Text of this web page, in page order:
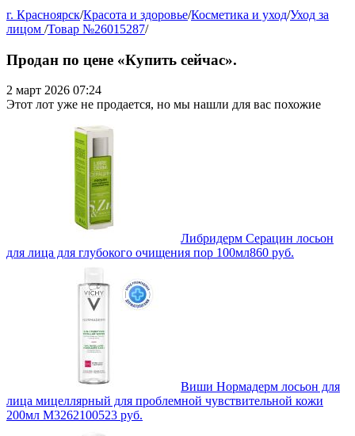
г. Красноярск/Красота и здоровье/Косметика и уход/Уход за
лицом /Товар №26015287/
Продан по цене «Купить сейчас».
2 март 2026 07:24
Этот лот уже не продается, но мы нашли для вас похожие
Либридерм Серацин лосьон
для лица для глубокого очищения пор 100мл860 руб.
Виши Нормадерм лосьон для
лица мицеллярный для проблемной чувствительной кожи
200мл M3262100523 руб.